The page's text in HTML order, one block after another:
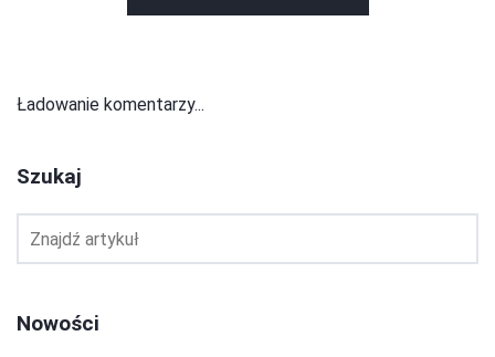
Ładowanie komentarzy...
Szukaj
Nowości